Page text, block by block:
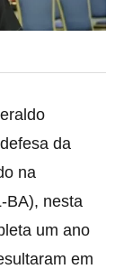
da
na
BA), nesta
um ano
em